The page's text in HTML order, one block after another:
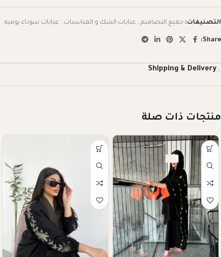
التصنيفات: جميع التصاميم , عبايات الشك و المناسبات , عبايات سوداء يوميه
Share:
Shipping & Delivery
منتجات ذات صلة